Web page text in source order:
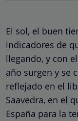
El sol, el buen
indicadores de
llegando, y con
año surgen y se
reflejado en el
Saavedra, en el
España para la